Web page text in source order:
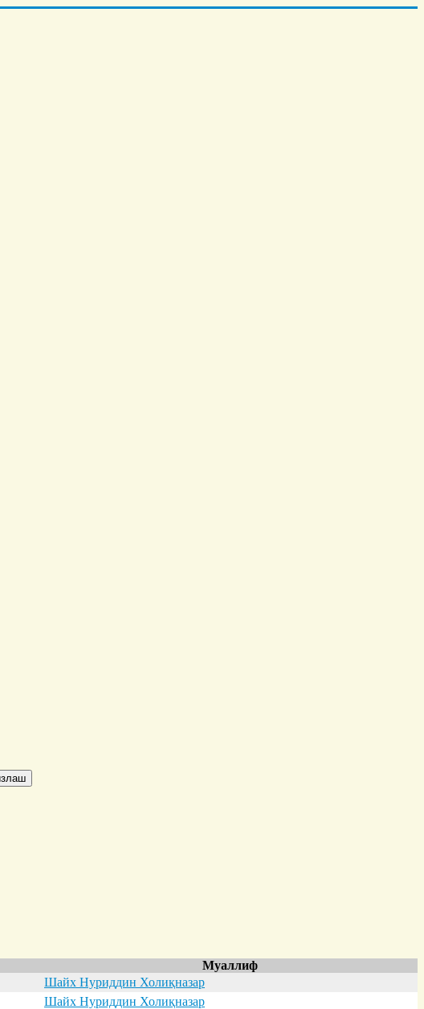
Муаллиф
Шайх Нуриддин Холиқназар
Шайх Нуриддин Холиқназар